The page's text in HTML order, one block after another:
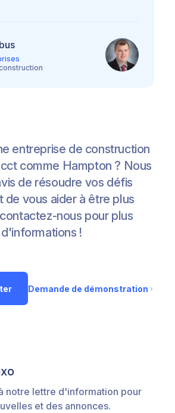
entreprise de construction
comme Hampton ? Nous
de résoudre vos défis
de vous aider à être plus
nous pour plus
d'informations !
Demande de démonstration
notre lettre d'information pour
et des annonces.